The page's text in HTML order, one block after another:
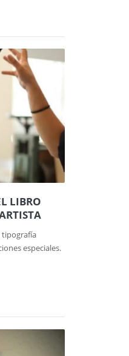
LIBRO
tipografía
especiales.